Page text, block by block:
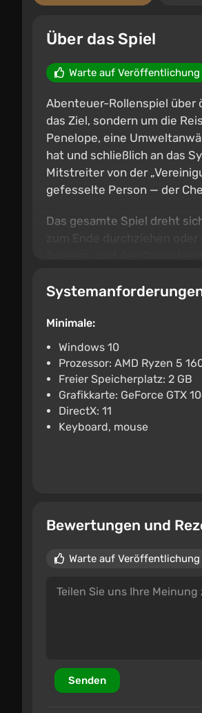
Über das Spiel
Warte auf Veröffentlichung
Abenteuer-Rollenspiel über
das Ziel, sondern um die
Penelope, eine
hat und schließlich an das
Mitstreiter von der
gefesselte Person — der
Das gesamte Spiel dreht
zum Ende durchziehen
sie mit verschiedenen
gelangt.
Minimale:
Windows 10
Prozessor: AMD Ryzen 5
Freier Speicherplatz: 2 GB
Grafikkarte: GeForce GTX
DirectX: 11
Keyboard, mouse
Bewertungen und
Warte auf Veröffentlichung
Senden